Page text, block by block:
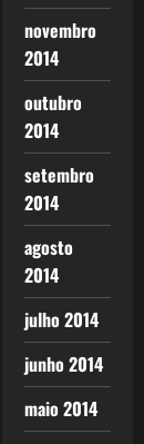
novembro
2014
outubro
2014
setembro
2014
agosto
2014
julho 2014
junho 2014
maio 2014